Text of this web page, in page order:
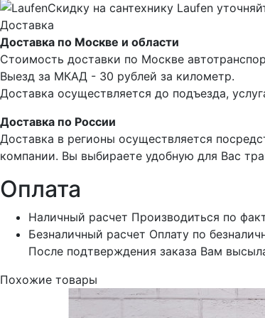
Скидку на сантехнику Laufen
Доставка
Доставка по Москве и области
Стоимость доставки по Москве
Выезд за МКАД - 30 рублей за километр.
Доставка осуществляется до подъезда,
Доставка по России
Доставка в регионы осуществляется
компании. Вы выбираете удобную для Вас
Оплата
Наличный расчет Производиться по
Безналичный расчет Оплату по
После подтверждения заказа Вам
Похожие товары